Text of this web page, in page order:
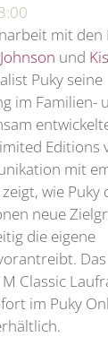
mit den
und
Puky seine
im Familien-
Editions
mit
wie Puky
neue
die eigene
Classic
im Puky